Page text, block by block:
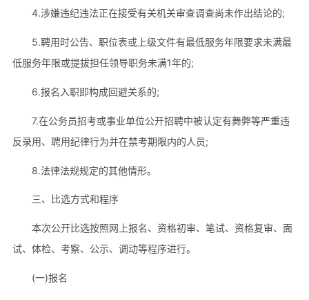
4.涉嫌违纪违法正在接受有关机关审查调查尚未作出结论的;
5.聘用时公告、职位表或上级文件有最低服务年限要求未满最
低服务年限或提拔担任领导职务未满1年的;
6.报名入职即构成回避关系的;
7.在公务员招考或事业单位公开招聘中被认定有舞弊等严重违
反录用、聘用纪律行为并在禁考期限内的人员;
8.法律法规规定的其他情形。
三、比选方式和程序
本次公开比选按照网上报名、资格初审、笔试、资格复审、面
试、体检、考察、公示、调动等程序进行。
(一)报名